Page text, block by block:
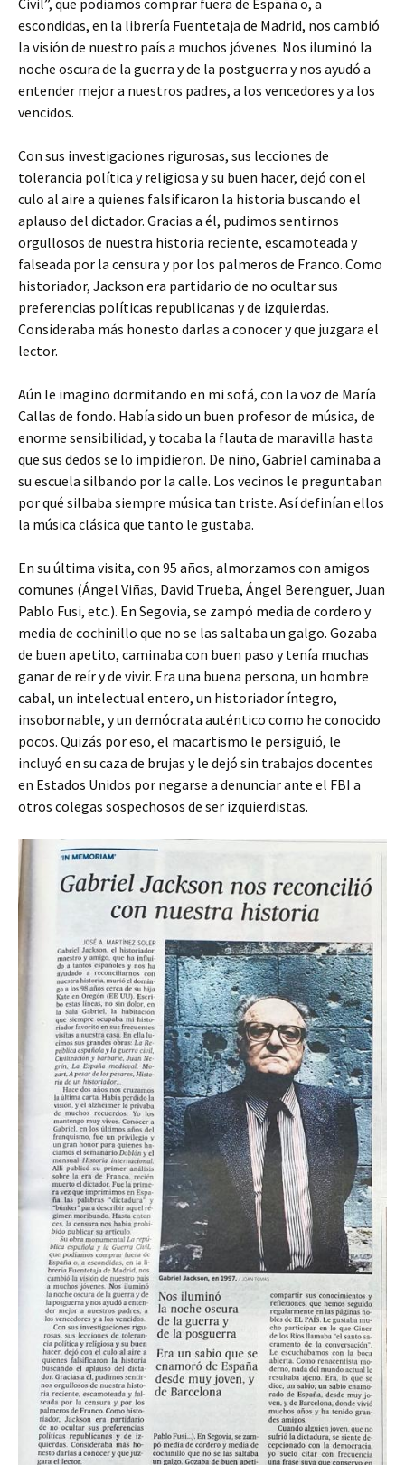
escondidas, en la librería Fuentetaja de Madrid, nos cambió
la visión de nuestro país a muchos jóvenes. Nos iluminó la
noche oscura de la guerra y de la postguerra y nos ayudó a
entender mejor a nuestros padres, a los vencedores y a los
vencidos.
Con sus investigaciones rigurosas, sus lecciones de
tolerancia política y religiosa y su buen hacer, dejó con el
culo al aire a quienes falsificaron la historia buscando el
aplauso del dictador. Gracias a él, pudimos sentirnos
orgullosos de nuestra historia reciente, escamoteada y
falseada por la censura y por los palmeros de Franco. Como
historiador, Jackson era partidario de no ocultar sus
preferencias políticas republicanas y de izquierdas.
Consideraba más honesto darlas a conocer y que juzgara el
lector.
Aún le imagino dormitando en mi sofá, con la voz de María
Callas de fondo. Había sido un buen profesor de música, de
enorme sensibilidad, y tocaba la flauta de maravilla hasta
que sus dedos se lo impidieron. De niño, Gabriel caminaba a
su escuela silbando por la calle. Los vecinos le preguntaban
por qué silbaba siempre música tan triste. Así definían ellos
la música clásica que tanto le gustaba.
En su última visita, con 95 años, almorzamos con amigos
comunes (Ángel Viñas, David Trueba, Ángel Berenguer, Juan
Pablo Fusi, etc.). En Segovia, se zampó media de cordero y
media de cochinillo que no se las saltaba un galgo. Gozaba
de buen apetito, caminaba con buen paso y tenía muchas
ganar de reír y de vivir. Era una buena persona, un hombre
cabal, un intelectual entero, un historiador íntegro,
insobornable, y un demócrata auténtico como he conocido
pocos. Quizás por eso, el macartismo le persiguió, le
incluyó en su caza de brujas y le dejó sin trabajos docentes
en Estados Unidos por negarse a denunciar ante el FBI a
otros colegas sospechosos de ser izquierdistas.